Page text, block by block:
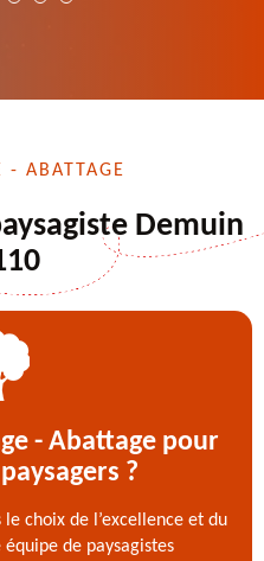
- ABATTAGE
Demuin
- Abattage pour
?
choix de l’excellence et du
de paysagistes